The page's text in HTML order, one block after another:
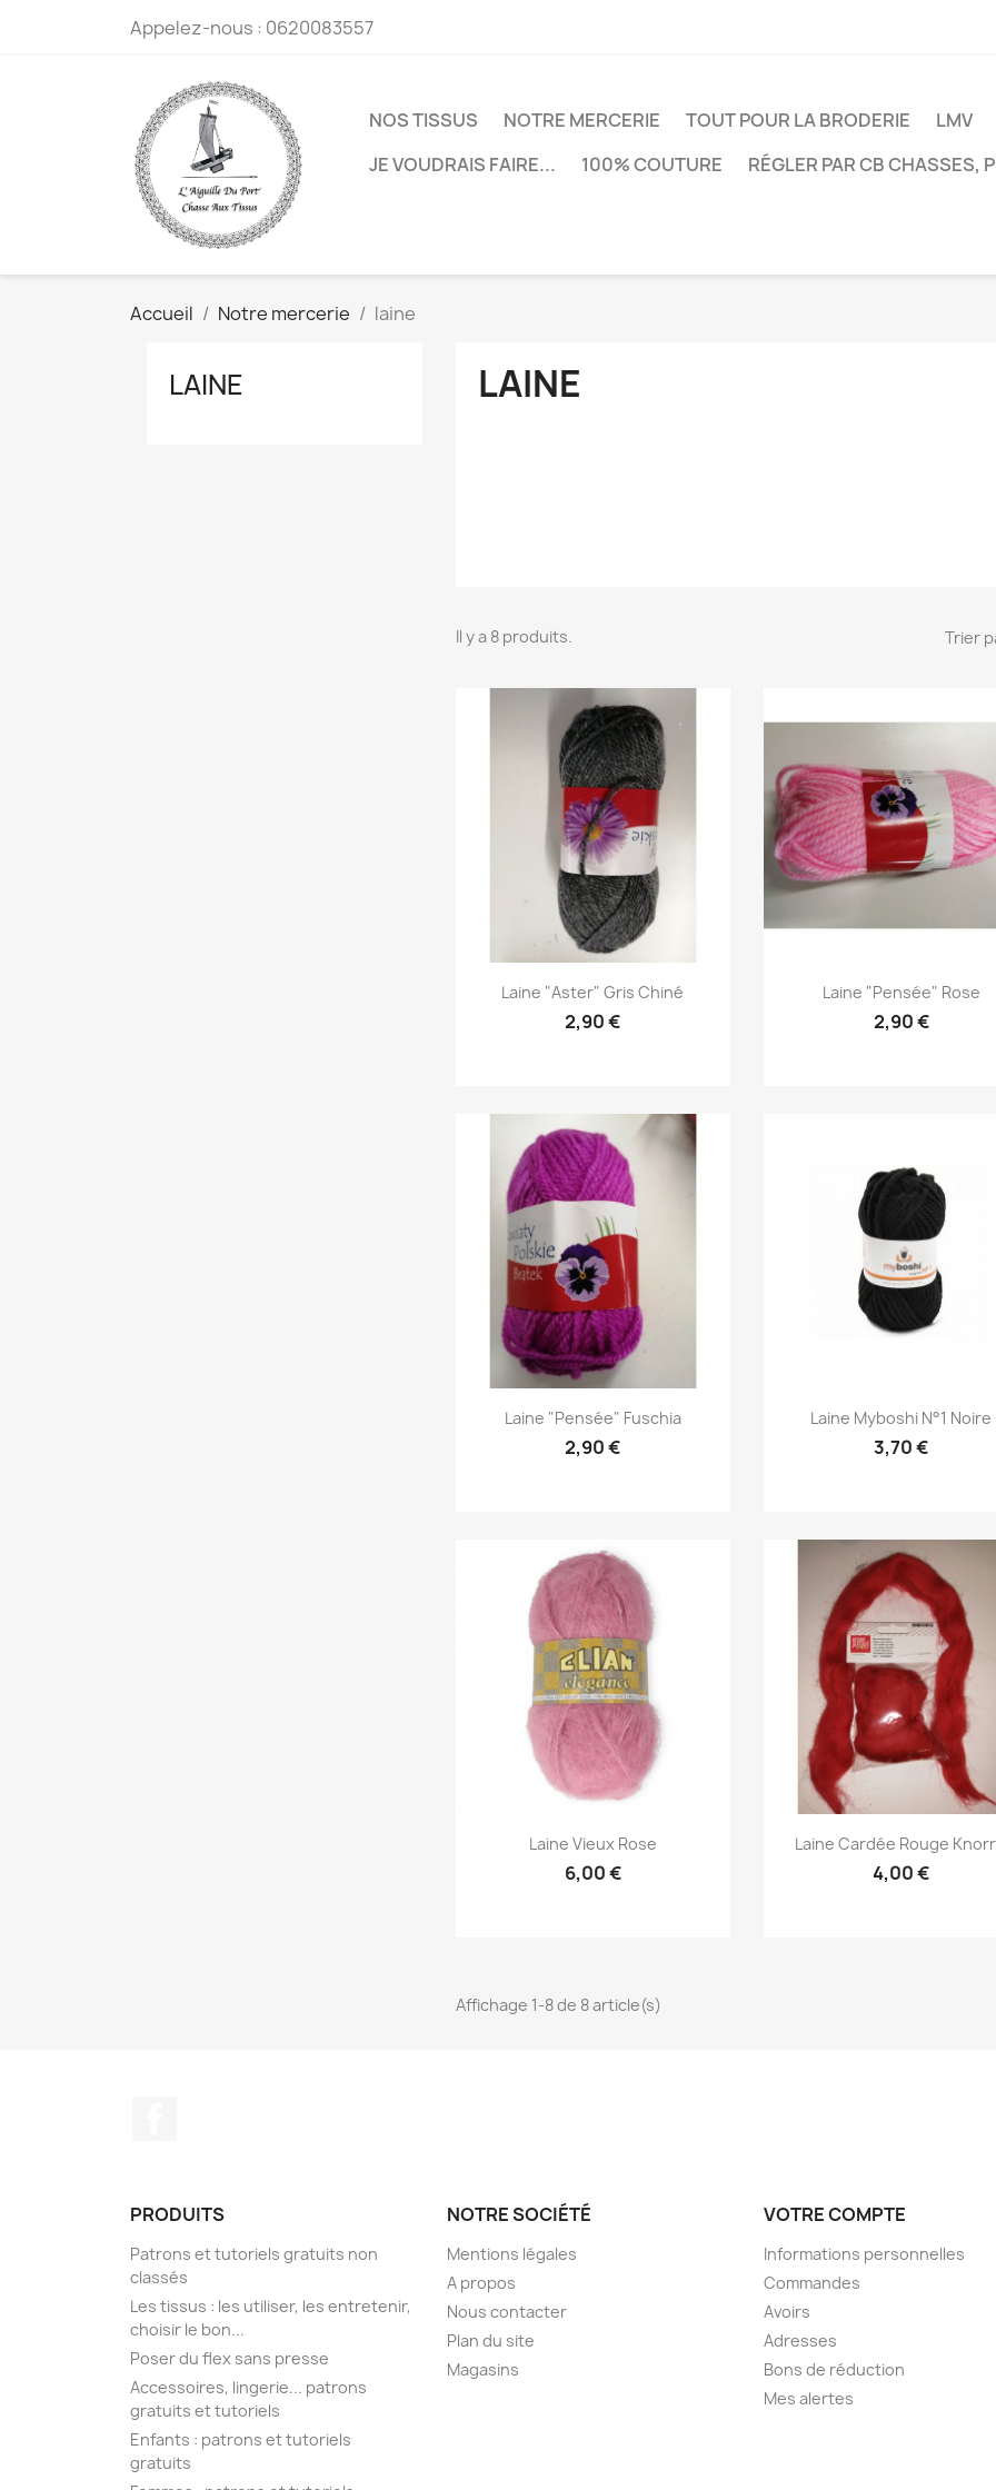
Appelez-nous : 0620083557
NOS TISSUS NOTRE MERCERIE TOUT POUR LA BRODERIE
LMV
JE VOUDRAIS FAIRE...
100% COUTURE RÉGLER PAR CB CHASSES,
Accueil Notre mercerie laine
LAINE LAINE
Il y a 8 produits. Trier
 Aperçu rapide
Laine "aster" Gris Chiné
2,90 €
Aperçu rapide
Laine "pensée" Rose
2,90 €
Aperçu rapide
Laine "pensée" Fuschia
2,90 €
 Aperçu rapide
Laine Myboshi N°1 Noire
3,70 €
Aperçu rapide
Laine Vieux Rose
6,00 €
Aperçu rapide
Laine Cardée Rouge
4,00 €
Affichage 1-8 de 8 article(s)
PRODUITS
Patrons et tutoriels gratuits non
classés
Les tissus : les utiliser, les entretenir,
choisir le bon...
Poser du flex sans presse
Accessoires, lingerie... patrons
gratuits et tutoriels
Enfants : patrons et tutoriels
gratuits
NOTRE SOCIÉTÉ
Mentions légales
A propos
Nous contacter
Plan du site
Magasins
VOTRE COMPTE
Informations personnelles
Commandes
Avoirs
Adresses
Bons de réduction
Mes alertes